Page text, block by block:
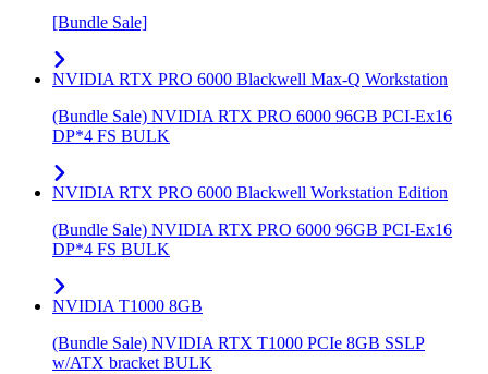
[Bundle Sale]
NVIDIA RTX PRO 6000 Blackwell Max-Q Workstation
(Bundle Sale) NVIDIA RTX PRO 6000 96GB PCI-Ex16
DP*4 FS BULK
NVIDIA RTX PRO 6000 Blackwell Workstation Edition
(Bundle Sale) NVIDIA RTX PRO 6000 96GB PCI-Ex16
DP*4 FS BULK
NVIDIA T1000 8GB
(Bundle Sale) NVIDIA RTX T1000 PCIe 8GB SSLP
w/ATX bracket BULK